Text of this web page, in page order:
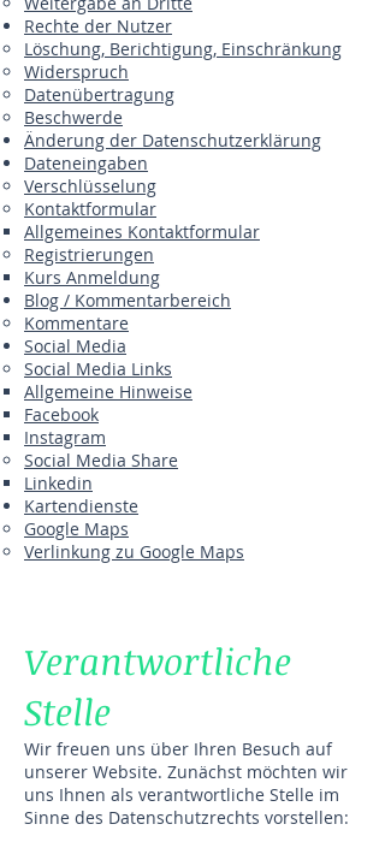
Rechte der Nutzer
Löschung, Berichtigung, Einschränkung
Widerspruch
Datenübertragung
Beschwerde
Änderung der Datenschutzerklärung
Dateneingaben
Verschlüsselung
Kontaktformular
Allgemeines Kontaktformular
Registrierungen
Kurs Anmeldung
Blog / Kommentarbereich
Kommentare
Social Media
Social Media Links
Allgemeine Hinweise
Facebook
Instagram
Social Media Share
Linkedin
Kartendienste
Google Maps
Verlinkung zu Google Maps
Verantwortliche
Stelle
Wir freuen uns über Ihren Besuch auf
unserer Website. Zunächst möchten wir
uns Ihnen als verantwortliche Stelle im
Sinne des Datenschutzrechts vorstellen: